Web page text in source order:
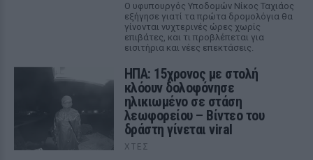
Ο υφυπουργός Υποδομών Νίκος Ταχιάος
εξήγησε γιατί τα πρώτα δρομολόγια θα
γίνονται νυχτερινές ώρες χωρίς
επιβάτες, και τι προβλέπεται για
εισιτήρια και νέες επεκτάσεις.
ΗΠΑ: 15χρονος με στολή
κλόουν δολοφόνησε
ηλικιωμένο σε στάση
λεωφορείου – Βίντεο του
δράστη γίνεται viral
ΧΤΕΣ